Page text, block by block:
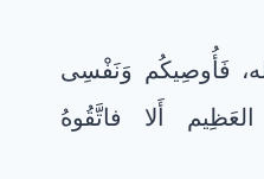
فَأُوصِيكُم وَنَفْسِى
أَلا فاتَّقُوهُ